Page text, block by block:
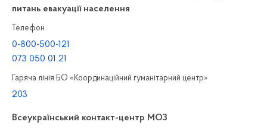
питань евакуації населення
Телефон
0-800-500-121
073 050 01 21
Гаряча лінія БО «Координаційний гуманітарний центр»
203
Всеукраїнський контакт-центр МОЗ